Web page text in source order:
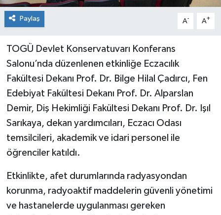
Paylaş A- A+
TOGÜ Devlet Konservatuvarı Konferans
Salonu’nda düzenlenen etkinliğe Eczacılık
Fakültesi Dekanı Prof. Dr. Bilge Hilal Çadırcı, Fen
Edebiyat Fakültesi Dekanı Prof. Dr. Alparslan
Demir, Diş Hekimliği Fakültesi Dekanı Prof. Dr. Işıl
Sarıkaya, dekan yardımcıları, Eczacı Odası
temsilcileri, akademik ve idari personel ile
öğrenciler katıldı.
Etkinlikte, afet durumlarında radyasyondan
korunma, radyoaktif maddelerin güvenli yönetimi
ve hastanelerde uygulanması gereken